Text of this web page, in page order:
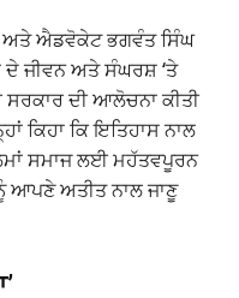
ਅਤੇ ਐਡਵੋਕੇਟ ਭਗਵੰਤ ਸਿੰਘ
ਜੀਵਨ ਅਤੇ ਸੰਘਰਸ਼ ‘ਤੇ
ਦੀ ਆਲੋਚਨਾ ਕੀਤੀ
ਕਿਹਾ ਕਿ ਇਤਿਹਾਸ ਨਾਲ
ਸਮਾਜ ਲਈ ਮਹੱਤਵਪੂਰਨ
ਆਪਣੇ ਅਤੀਤ ਨਾਲ ਜਾਣੂ